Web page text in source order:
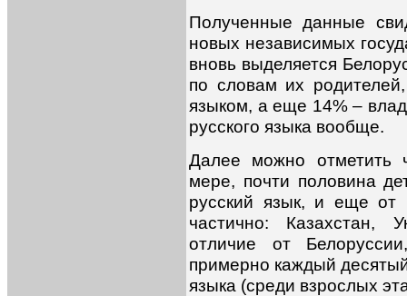
Полученные данные
новых независимых
вновь выделяется
по словам их
языком, а еще 14% –
русского языка вообще.
Далее можно отметить
мере, почти половина
русский язык, и еще от
частично: Казахстан,
отличие от
примерно каждый
языка (среди взрослых